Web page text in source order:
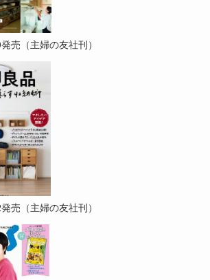
売（主婦の友社刊）
売（主婦の友社刊）